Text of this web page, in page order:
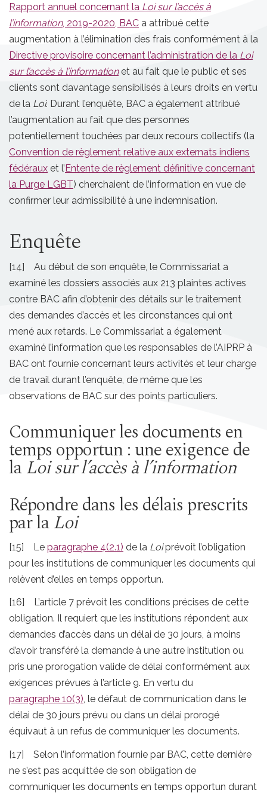
Rapport annuel concernant la Loi sur l’accès à
l’information, 2019-2020, BAC a attribué cette
augmentation à l’élimination des frais conformément à la
Directive provisoire concernant l’administration de la Loi
sur l’accès à l’informationet au fait que le public et ses
clients sont davantage sensibilisés à leurs droits en vertu
de la Loi. Durant l’enquête, BAC a également attribué
l’augmentation au fait que des personnes
potentiellement touchées par deux recours collectifs (la
Convention de règlement relative aux externats indiens
fédéraux et l’Entente de règlement définitive concernant
la Purge LGBT) cherchaient de l’information en vue de
confirmer leur admissibilité à une indemnisation.
Enquête
[14] Au début de son enquête, le Commissariat a
examiné les dossiers associés aux 213 plaintes actives
contre BAC afin d’obtenir des détails sur le traitement
des demandes d’accès et les circonstances qui ont
mené aux retards. Le Commissariat a également
examiné l’information que les responsables de l’AIPRP à
BAC ont fournie concernant leurs activités et leur charge
de travail durant l’enquête, de même que les
observations de BAC sur des points particuliers.
Communiquer les documents en
temps opportun : une exigence de
laLoi sur l’accès à l’information
Répondre dans les délais prescrits
par laLoi
[15] Le paragraphe 4(2.1) de la Loiprévoit l’obligation
pour les institutions de communiquer les documents qui
relèvent d’elles en temps opportun.
[16] L’article 7 prévoit les conditions précises de cette
obligation. Il requiert que les institutions répondent aux
demandes d’accès dans un délai de 30 jours, à moins
d’avoir transféré la demande à une autre institution ou
pris une prorogation valide de délai conformément aux
exigences prévues à l’article 9. En vertu du
paragraphe 10(3), le défaut de communication dans le
délai de 30 jours prévu ou dans un délai prorogé
équivaut à un refus de communiquer les documents.
[17] Selon l’information fournie par BAC, cette dernière
ne s’est pas acquittée de son obligation de
communiquer les documents en temps opportun durant